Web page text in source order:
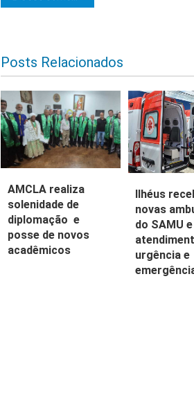
Posts Relacionados
AMCLA realiza
solenidade de
diplomação e
posse de novos
acadêmicos
Ilhéus
novas
do SAMU
urgência e